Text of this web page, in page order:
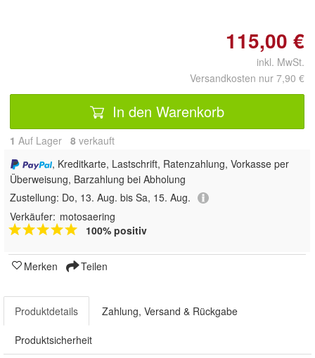
115,00 €
inkl. MwSt.
Versandkosten nur 7,90 €
In den Warenkorb
1 Auf Lager 8 verkauft
, Kreditkarte, Lastschrift, Ratenzahlung, Vorkasse per
Überweisung, Barzahlung bei Abholung
Zustellung: Do, 13. Aug. bis Sa, 15. Aug.
Verkäufer: motosaering
100% positiv
Merken Teilen
Produktdetails Zahlung, Versand & Rückgabe
Produktsicherheit